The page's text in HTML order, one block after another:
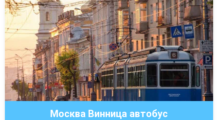
Москва Винница автобус